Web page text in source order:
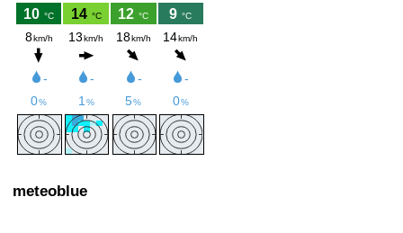
meteoblue